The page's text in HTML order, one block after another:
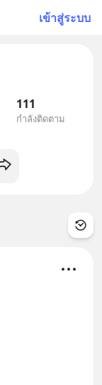
เข้าสู่ระบบ
111
กำลังติดตาม